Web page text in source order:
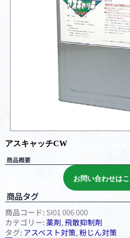
アスキャッチCW
商品概要
お問い合わせは
商品タグ
商品コード:SI01 006 000
カテゴリー:薬剤,⾶散抑制剤
タグ:アスベスト対策,粉じん対策